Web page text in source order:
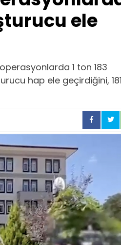
ele
1 ton 183
hap ele geçirdiğini,